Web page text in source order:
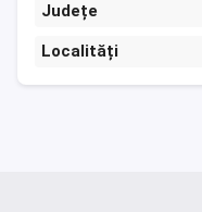
Județe
Localități